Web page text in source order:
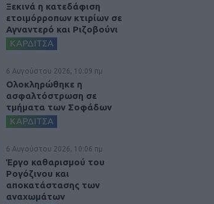
Ξεκινά η κατεδάφιση
ετοιμόρροπων κτιρίων σε
Αγναντερό και Ριζοβούνι
ΚΑΡΔΙΤΣΑ
6 Αυγούστου 2026, 10:09 πμ
Ολοκληρώθηκε η
ασφαλτόστρωση σε
τμήματα των Σοφάδων
ΚΑΡΔΙΤΣΑ
6 Αυγούστου 2026, 10:06 πμ
Έργο καθαρισμού του
Ρογόζινου και
αποκατάστασης των
αναχωμάτων